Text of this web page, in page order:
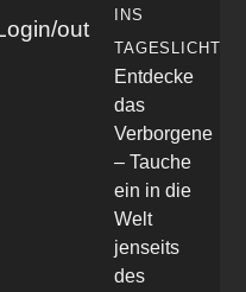
INS
TAGESLICHT
Entdecke
das
Verborgene
– Tauche
ein in die
Welt
jenseits
des
out